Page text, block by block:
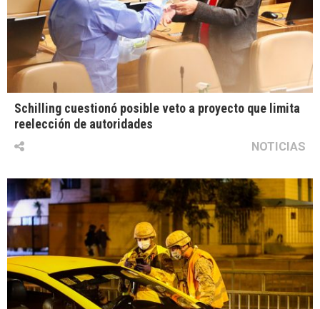
Schilling cuestionó posible veto a proyecto que limita
reelección de autoridades
NOTICIAS